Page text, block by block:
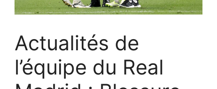
Actualités de
l’équipe du Real